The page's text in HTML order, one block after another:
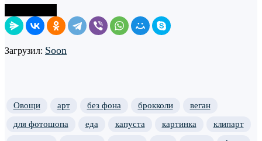
Загрузил: Soon
Овощи арт без фона брокколи
веган
для фотошопа
еда капуста картинка
клипарт